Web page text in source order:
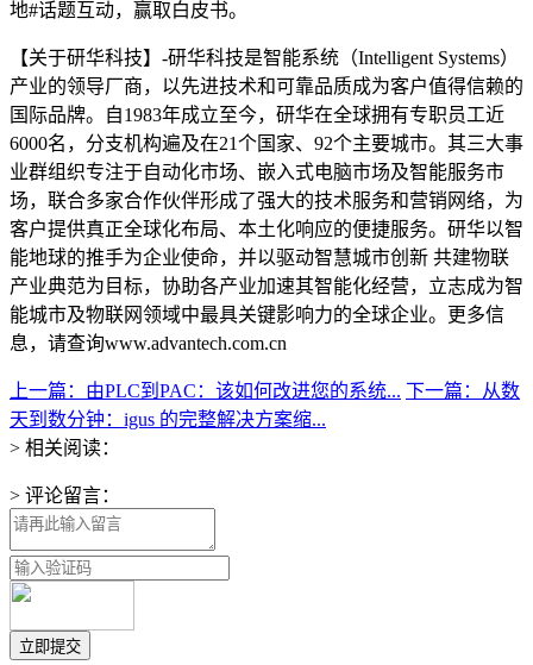
地#话题互动，赢取白皮书。
【关于研华科技】-研华科技是智能系统（Intelligent Systems）
产业的领导厂商，以先进技术和可靠品质成为客户值得信赖的
国际品牌。自1983年成立至今，研华在全球拥有专职员工近
6000名，分支机构遍及在21个国家、92个主要城市。其三大事
业群组织专注于自动化市场、嵌入式电脑市场及智能服务市
场，联合多家合作伙伴形成了强大的技术服务和营销网络，为
客户提供真正全球化布局、本土化响应的便捷服务。研华以智
能地球的推手为企业使命，并以驱动智慧城市创新 共建物联
产业典范为目标，协助各产业加速其智能化经营，立志成为智
能城市及物联网领域中最具关键影响力的全球企业。更多信
息，请查询www.advantech.com.cn
上一篇：由PLC到PAC：该如何改进您的系统... 下一篇：从数
天到数分钟：igus 的完整解决方案缩...
> 相关阅读：
> 评论留言：